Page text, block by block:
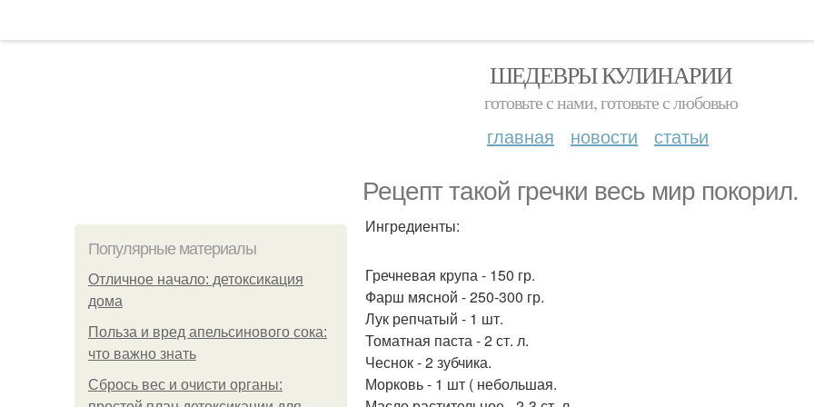
ШЕДЕВРЫ КУЛИНАРИИ
готовьте с нами, готовьте с любовью
главная новости статьи
Рецепт такой гречки весь мир покорил.
Популярные материалы
Отличное начало: детоксикация
дома
Польза и вред апельсинового сока:
что важно знать
Сбрось вес и очисти органы:
Ингредиенты:
Гречневая крупа - 150 гр.
Фарш мясной - 250-300 гр.
Лук репчатый - 1 шт.
Томатная паста - 2 ст. л.
Чеснок - 2 зубчика.
Морковь - 1 шт ( небольшая.